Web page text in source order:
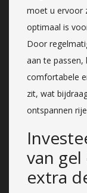
moet u ervoor
optimaal is
Door
aan te passen,
comfortabele
zit, wat
ontspannen
van
extra